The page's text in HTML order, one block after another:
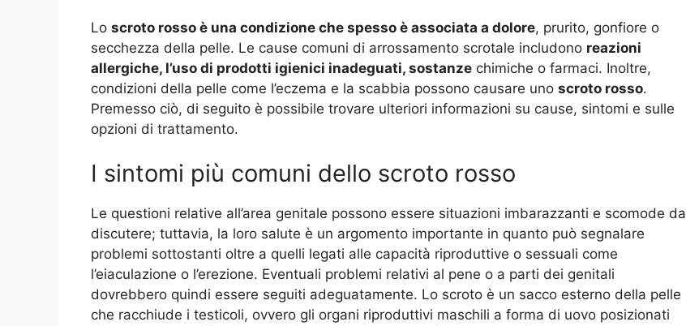
Lo scroto rosso è una condizione che spesso è associata a dolore, prurito, gonfiore o
secchezza della pelle. Le cause comuni di arrossamento scrotale includono reazioni
allergiche, l’uso di prodotti igienici inadeguati, sostanze chimiche o farmaci. Inoltre,
condizioni della pelle come l’eczema e la scabbia possono causare uno scroto rosso.
Premesso ciò, di seguito è possibile trovare ulteriori informazioni su cause, sintomi e sulle
opzioni di trattamento.
I sintomi più comuni dello scroto rosso
Le questioni relative all’area genitale possono essere situazioni imbarazzanti e scomode da
discutere; tuttavia, la loro salute è un argomento importante in quanto può segnalare
problemi sottostanti oltre a quelli legati alle capacità riproduttive o sessuali come
l’eiaculazione o l’erezione. Eventuali problemi relativi al pene o a parti dei genitali
dovrebbero quindi essere seguiti adeguatamente. Lo scroto è un sacco esterno della pelle
che racchiude i testicoli, ovvero gli organi riproduttivi maschili a forma di uovo posizionati